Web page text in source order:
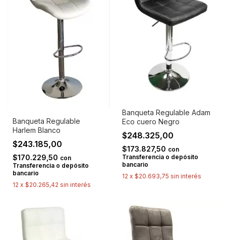
Banqueta Regulable
Harlem Blanco
$243.185,00
$170.229,50 con
Transferencia o depósito
bancario
12 x $20.265,42 sin interés
Banqueta Regulable Adam
Eco cuero Negro
$248.325,00
$173.827,50 con
Transferencia o depósito
bancario
12 x $20.693,75 sin interés